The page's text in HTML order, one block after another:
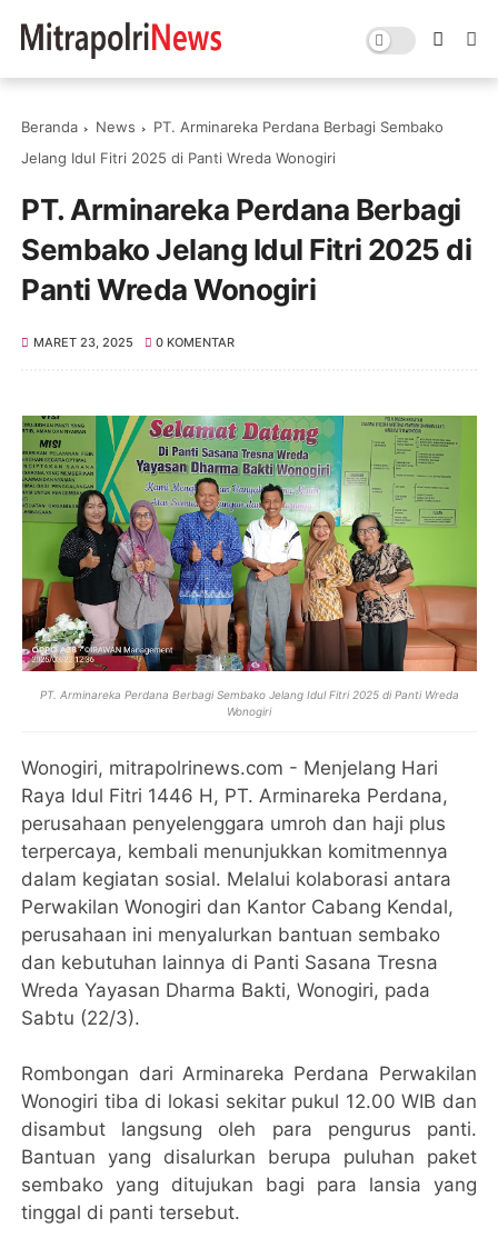
Beranda News
PT. Arminareka Perdana Berbagi Sembako
Jelang Idul Fitri 2025 di Panti Wreda Wonogiri
PT. Arminareka Perdana Berbagi
Sembako Jelang Idul Fitri 2025 di
Panti Wreda Wonogiri
MARET 23, 2025 0 KOMENTAR
PT. Arminareka Perdana Berbagi Sembako Jelang Idul Fitri 2025 di Panti Wreda
Wonogiri
Wonogiri, mitrapolrinews.com - Menjelang Hari
Raya Idul Fitri 1446 H, PT. Arminareka Perdana,
perusahaan penyelenggara umroh dan haji plus
terpercaya, kembali menunjukkan komitmennya
dalam kegiatan sosial. Melalui kolaborasi antara
Perwakilan Wonogiri dan Kantor Cabang Kendal,
perusahaan ini menyalurkan bantuan sembako
dan kebutuhan lainnya di Panti Sasana Tresna
Wreda Yayasan Dharma Bakti, Wonogiri, pada
Sabtu (22/3).
Rombongan dari Arminareka Perdana Perwakilan
Wonogiri tiba di lokasi sekitar pukul 12.00 WIB dan
disambut langsung oleh para pengurus panti.
Bantuan yang disalurkan berupa puluhan paket
sembako yang ditujukan bagi para lansia yang
tinggal di panti tersebut.